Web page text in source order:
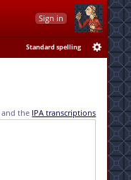
Sign in
Standard spelling
and the IPA transcriptions